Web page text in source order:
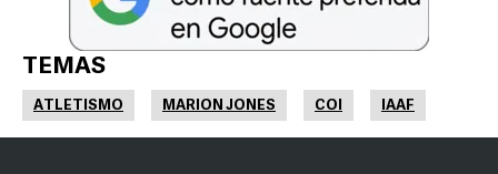
TEMAS
ATLETISMO MARION JONES COI IAAF